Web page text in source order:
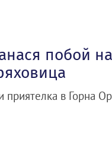
побой на
в Горна